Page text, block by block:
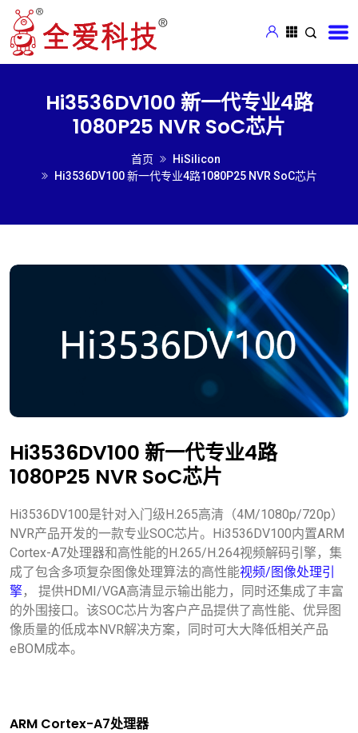
Hi3536DV100 新一代专业4路
1080P25 NVR SoC芯片
首页
HiSilicon
Hi3536DV100 新一代专业4路1080P25 NVR SoC芯片
Hi3536DV100 新一代专业4路
1080P25 NVR SoC芯片
Hi3536DV100是针对入门级H.265高清（4M/1080p/720p）
NVR产品开发的一款专业SOC芯片。Hi3536DV100内置ARM
Cortex-A7处理器和高性能的H.265/H.264视频解码引擎，集
成了包含多项复杂图像处理算法的高性能视频/图像处理引
擎， 提供HDMI/VGA高清显示输出能力，同时还集成了丰富
的外围接口。该SOC芯片为客户产品提供了高性能、优异图
像质量的低成本NVR解决方案，同时可大大降低相关产品
eBOM成本。
ARM Cortex-A7处理器